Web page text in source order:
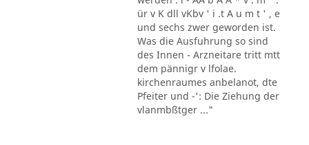
ür v K dll vKbv ' i .t A u m t ' , e
und sechs zwer geworden ist.
Was die Ausfuhrung so sind
des Innen - Arzneitare tritt mtt
dem pännigr v lfolae.
kirchenraumes anbelanot, dte
Pfeiter und -': Die Ziehung der
vlanmbßtger ..."